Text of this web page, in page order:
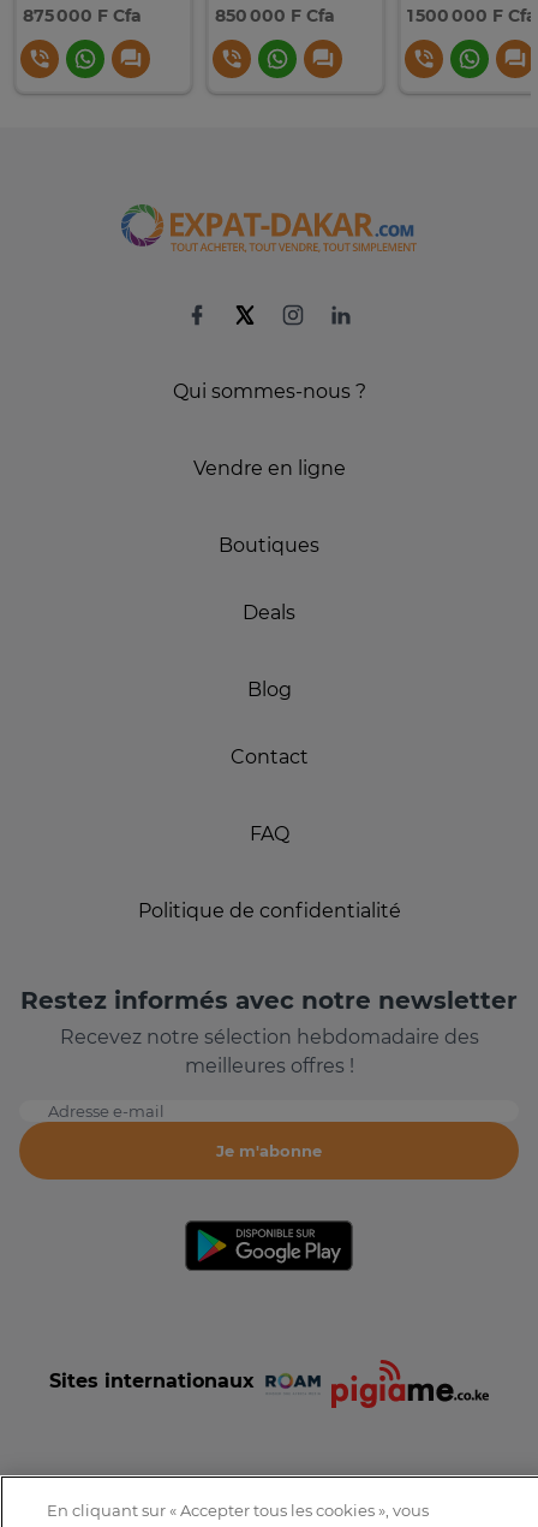
875 000 F Cfa 850 000 F Cfa 1 500 000 F Cfa
Qui sommes-nous ?
Vendre en ligne
Boutiques
Deals
Blog
Contact
FAQ
Politique de confidentialité
Restez informés avec notre newsletter
Recevez notre sélection hebdomadaire des
meilleures offres !
Adresse e-mail
Je m'abonne
Sites internationaux
En cliquant sur « Accepter tous les cookies », vous